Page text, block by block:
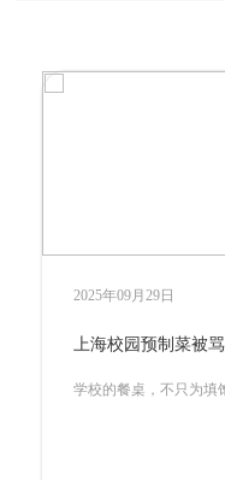
2025年09月25日
山海间的教育瑰宝